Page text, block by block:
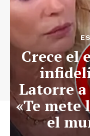
Crece el
Latorre
«Te mete
el